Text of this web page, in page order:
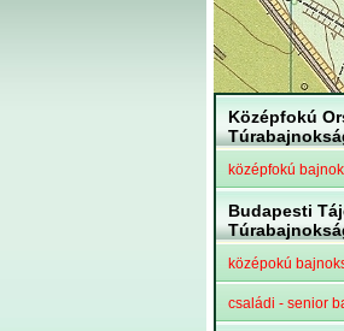
Középfokú
középfokú
Budapesti
középokú
családi - senior